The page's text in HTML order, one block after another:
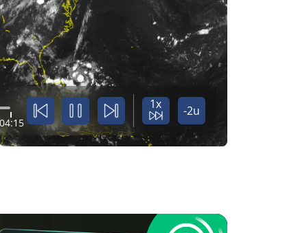
04:15
1x -2u